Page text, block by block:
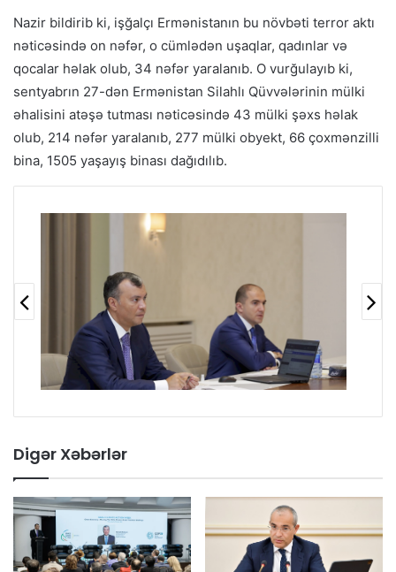
Nazir bildirib ki, işğalçı Ermənistanın bu növbəti terror aktı
nəticəsində on nəfər, o cümlədən uşaqlar, qadınlar və
qocalar həlak olub, 34 nəfər yaralanıb. O vurğulayıb ki,
sentyabrın 27-dən Ermənistan Silahlı Qüvvələrinin mülki
əhalisini atəşə tutması nəticəsində 43 mülki şəxs həlak
olub, 214 nəfər yaralanıb, 277 mülki obyekt, 66 çoxmənzilli
bina, 1505 yaşayış binası dağıdılıb.
Digər Xəbərlər